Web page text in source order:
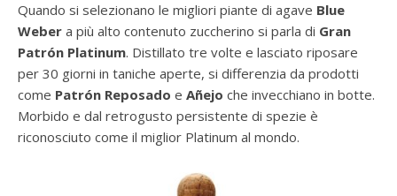
Quando si selezionano le migliori piante di agave Blue
Weber a più alto contenuto zuccherino si parla di Gran
Patrón Platinum. Distillato tre volte e lasciato riposare
per 30 giorni in taniche aperte, si differenzia da prodotti
come Patrón Reposado e Añejo che invecchiano in botte.
Morbido e dal retrogusto persistente di spezie è
riconosciuto come il miglior Platinum al mondo.